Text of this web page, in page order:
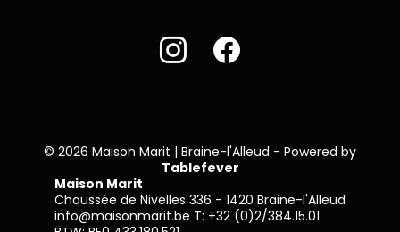
© 2026 Maison Marit | Braine-l'Alleud - Powered by
Tablefever
Maison Marit
Chaussée de Nivelles 336 - 1420 Braine-l'Alleud
info@maisonmarit.be T: +32 (0)2/384.15.01